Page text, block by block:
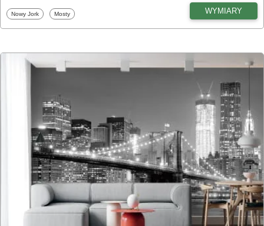
Fototapety
Nowy Jork Fototapety
Mosty WYMIARY